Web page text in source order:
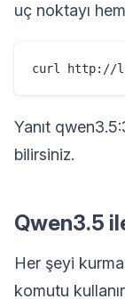
uç noktayı
Yanıt
bilirsiniz.
Qwen3.5
Her şeyi
komutu